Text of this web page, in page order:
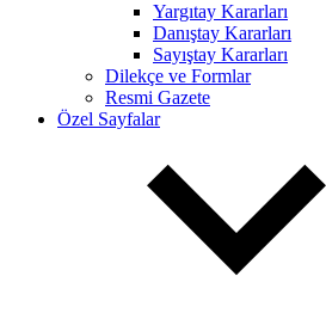
Yargıtay Kararları
Danıştay Kararları
Sayıştay Kararları
Dilekçe ve Formlar
Resmi Gazete
Özel Sayfalar